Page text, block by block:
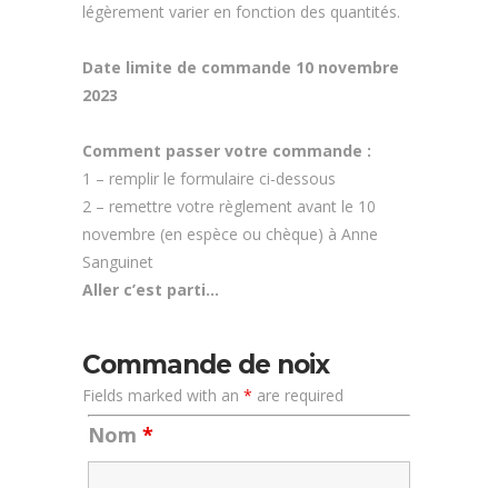
légèrement varier en fonction des quantités.
Date limite de commande 10 novembre
2023
Comment passer votre commande :
1 – remplir le formulaire ci-dessous
2 – remettre votre règlement avant le 10
novembre (en espèce ou chèque) à Anne
Sanguinet
Aller c’est parti…
Commande de noix
Fields marked with an * are required
Nom *